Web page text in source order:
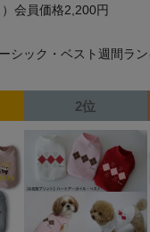
）会員価格2,200円
シック・ベスト週間ラ
2位